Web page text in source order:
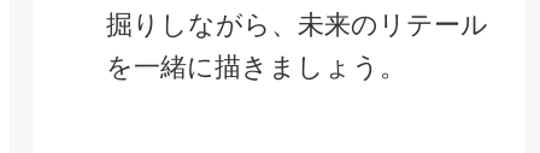
掘りしながら、未来のリテール
を一緒に描きましょう。